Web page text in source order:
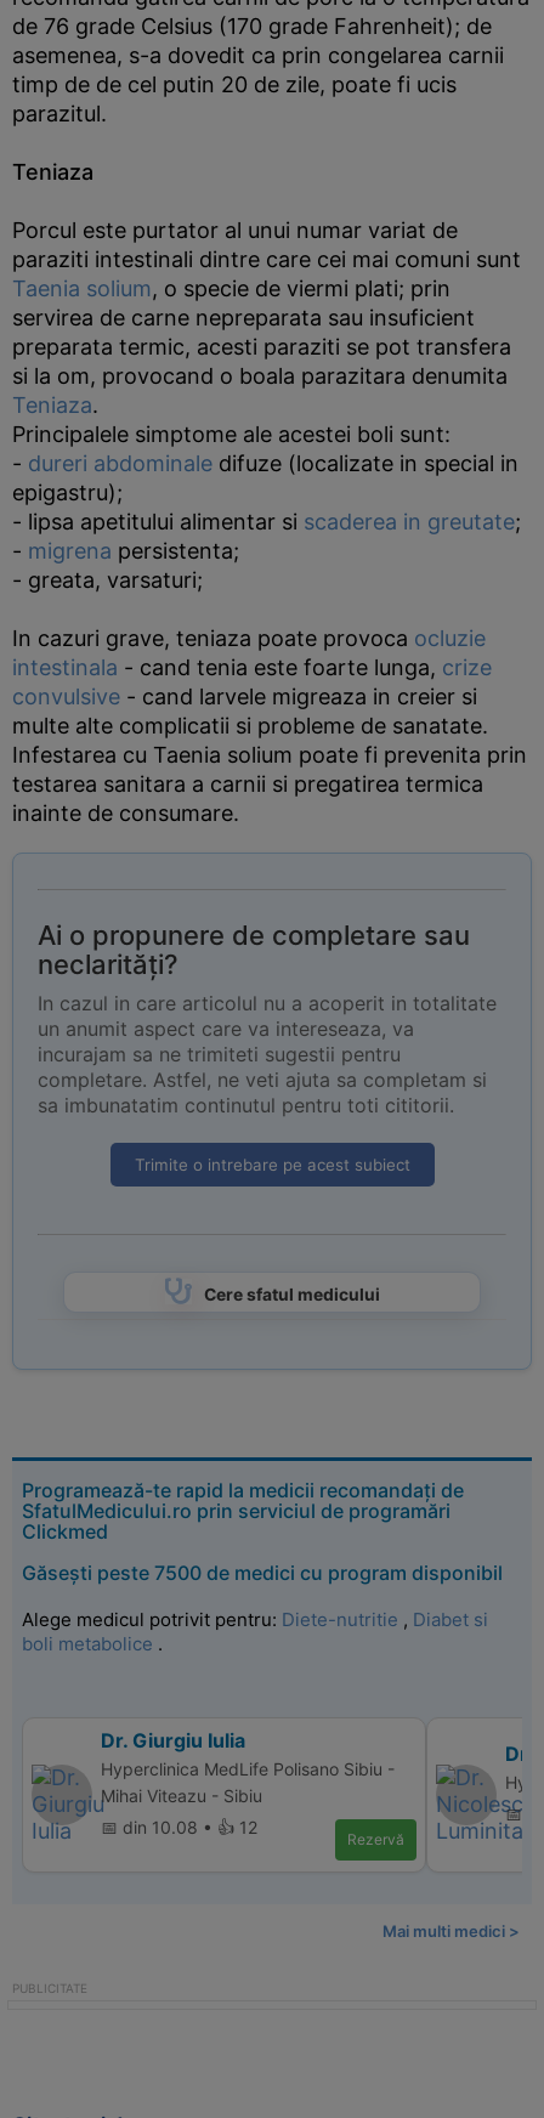
de 76 grade Celsius (170 grade Fahrenheit); de
asemenea, s-a dovedit ca prin congelarea carnii
timp de de cel putin 20 de zile, poate fi ucis
parazitul.
Teniaza
Porcul este purtator al unui numar variat de
paraziti intestinali dintre care cei mai comuni sunt
Taenia solium, o specie de viermi plati; prin
servirea de carne nepreparata sau insuficient
preparata termic, acesti paraziti se pot transfera
si la om, provocand o boala parazitara denumita
Teniaza.
Principalele simptome ale acestei boli sunt:
- dureri abdominale difuze (localizate in special in
epigastru);
- lipsa apetitului alimentar si scaderea in greutate;
- migrena persistenta;
- greata, varsaturi;
In cazuri grave, teniaza poate provoca ocluzie
intestinala - cand tenia este foarte lunga, crize
convulsive - cand larvele migreaza in creier si
multe alte complicatii si probleme de sanatate.
Infestarea cu Taenia solium poate fi prevenita prin
testarea sanitara a carnii si pregatirea termica
inainte de consumare.
Ai o propunere de completare sau
neclarități?
In cazul in care articolul nu a acoperit in totalitate
un anumit aspect care va intereseaza, va
incurajam sa ne trimiteti sugestii pentru
completare. Astfel, ne veti ajuta sa completam si
sa imbunatatim continutul pentru toti cititorii.
Trimite o intrebare pe acest subiect
Cere sfatul medicului
Programează-te rapid la medicii recomandați de
SfatulMedicului.ro prin serviciul de programări
Clickmed
Găsești peste 7500 de medici cu program disponibil
Alege medicul potrivit pentru: Diete-nutritie , Diabet si
boli metabolice .
Dr. Giurgiu Iulia
Hyperclinica MedLife Polisano Sibiu -
Mihai Viteazu - Sibiu
📅 din 10.08 • 👍 12
Rezervă
Dr.
📅
Mai multi medici >